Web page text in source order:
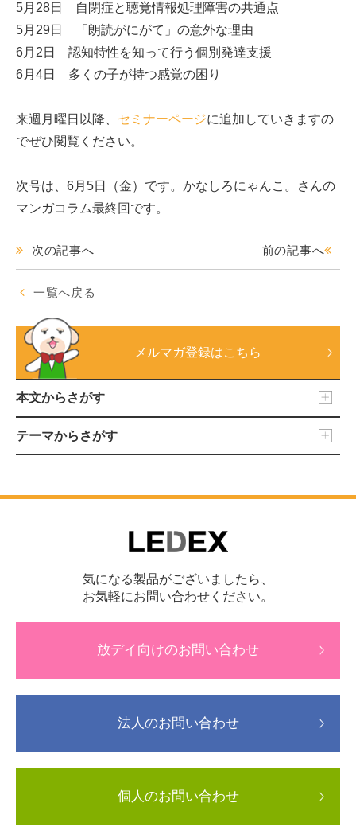
5月28日 自閉症と聴覚情報処理障害の共通点
5月29日 「朗読がにがて」の意外な理由
6月2日 認知特性を知って行う個別発達支援
6月4日 多くの子が持つ感覚の困り
来週月曜日以降、 セミナーページに追加していきますの
でぜひ閲覧ください。
次号は、6月5日（金）です。かなしろにゃんこ。さんの
マンガコラム最終回です。
前の記事へ
次の記事へ
一覧へ戻る
メルマガ登録はこちら
本文からさがす
テーマからさがす
気になる製品がございましたら、
お気軽にお問い合わせください。
放デイ向けのお問い合わせ
法人のお問い合わせ
個人のお問い合わせ